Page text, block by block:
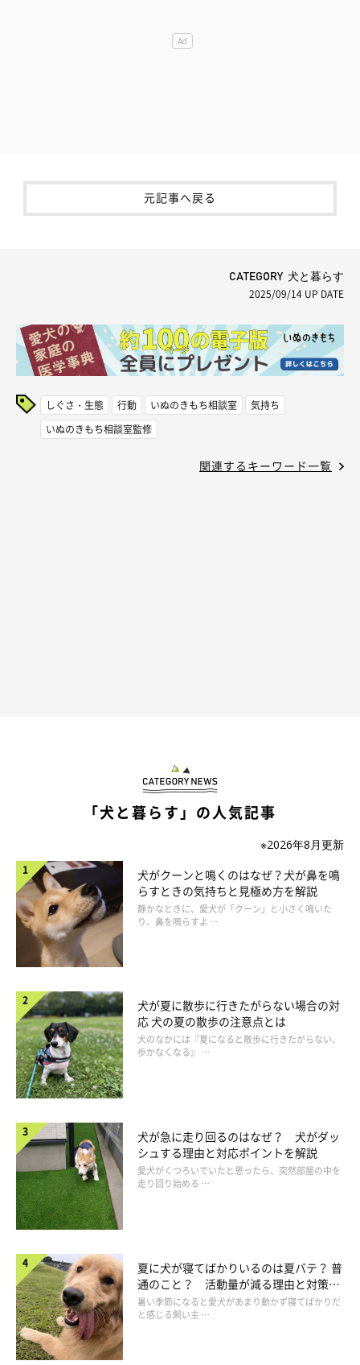
元記事へ戻る
CATEGORY 犬と暮らす
2025/09/14 UP DATE
しぐさ・生態 行動 いぬのきもち相談室
気持ち
いぬのきもち相談室監修
関連するキーワード一覧
「犬と暮らす」の人気記事
※2026年8月更新
犬がクーンと鳴くのはなぜ？犬が鼻を鳴
らすときの気持ちと見極め方を解説
静かなときに、愛犬が「クーン」と小さく鳴いた
り、鼻を鳴らすよ …
犬が夏に散歩に行きたがらない場合の対
応 犬の夏の散歩の注意点とは
犬のなかには『夏になると散歩に行きたがらない、
歩かなくなる』 …
犬が急に走り回るのはなぜ？ 犬がダッ
シュする理由と対応ポイントを解説
愛犬がくつろいでいたと思ったら、突然部屋の中を
走り回り始める …
夏に犬が寝てばかりいるのは夏バテ？ 普
通のこと？ 活動量が減る理由と対策と
は
暑い季節になると愛犬があまり動かず寝てばかりだ
と感じる飼い主 …